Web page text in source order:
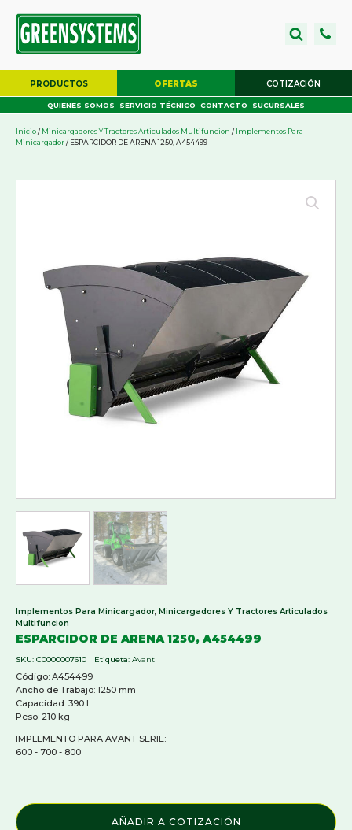
PRODUCTOS OFERTAS COTIZACIÓN
QUIENES SOMOS SERVICIO TÉCNICO CONTACTO SUCURSALES
Inicio/Minicargadores Y Tractores Articulados Multifuncion /Implementos Para
Minicargador/ ESPARCIDOR DE ARENA 1250, A454499
Implementos Para Minicargador, Minicargadores Y Tractores Articulados
Multifuncion
ESPARCIDOR DE ARENA 1250, A454499
SKU: C0000007610 Etiqueta: Avant
Código: A454499
Ancho de Trabajo: 1250 mm
Capacidad: 390 L
Peso: 210 kg
IMPLEMENTO PARA AVANT SERIE:
600 - 700 - 800
AÑADIR A COTIZACIÓN